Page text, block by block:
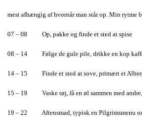
mest afhængig af hvornår man står op. Min rytme
07 – 08 Op, pakke og finde et sted at spise
08 – 14 Følge de gule pile, drikke en kop
14 – 15 Finde et sted at sove, primært et
15 – 19 Vaske tøj, få en øl sammen med andre,
19 – 22 Aftensmad, typisk en Pilgrimsmenu